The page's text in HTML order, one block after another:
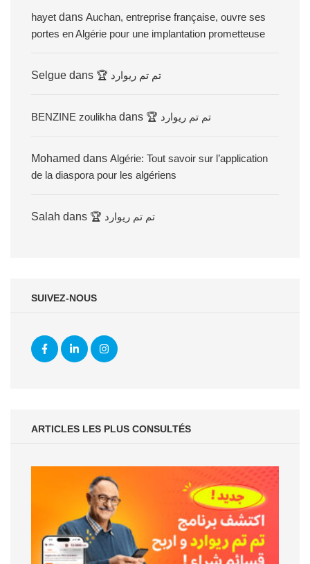
hayet dans Auchan, entreprise française, ouvre ses
portes en Algérie pour une implantation prometteuse
Selgue dans 🏆 تم تم ريوارد
BENZINE zoulikha dans 🏆 تم تم ريوارد
Mohamed dans Algérie: Tout savoir sur l’application
de la diaspora pour les algériens
Salah dans 🏆 تم تم ريوارد
SUIVEZ-NOUS
ARTICLES LES PLUS CONSULTÉS